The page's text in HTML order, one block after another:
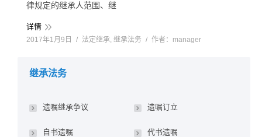
律规定的继承人范围、继
详情
2017年1月9日 法定继承, 继承法务 作者： manager
继承法务
遗嘱继承争议 遗嘱订立
自书遗嘱 代书遗嘱